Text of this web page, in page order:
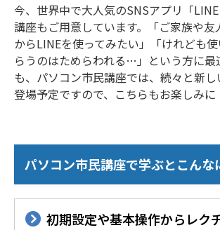
今、世界中で大人気のSNSアプリ「
講座もご用意しています。「ご家族や友
からLINEを使ってみたい」「けれども
らうのはためらわれる…」という方に最
も、パソコン市民講座では、続々と新
登場予定ですので、こちらもお楽しみに
パソコン市民講座で学ぶとこんな
初期設定や基本操作からレク